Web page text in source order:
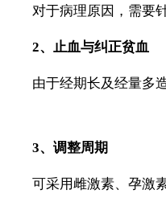
对于病理原因，需要针
2、止血与纠正贫血
由于经期长及经量多造
3、调整周期
可采用雌激素、孕激素